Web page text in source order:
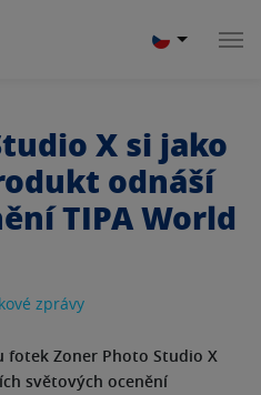
X si jako
odnáší
TIPA World
zprávy
fotek Zoner Photo Studio X
světových ocenění